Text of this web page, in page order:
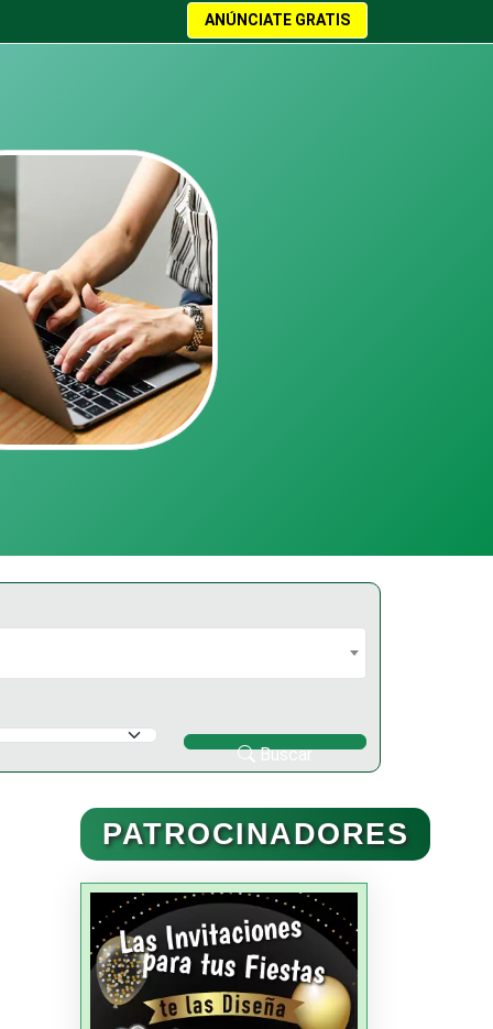
ANÚNCIATE GRATIS
Buscar
PATROCINADORES